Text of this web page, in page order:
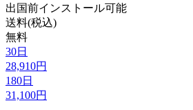
出国前インストール可能
送料(税込)
無料
30日
28,910円
180日
31,100円